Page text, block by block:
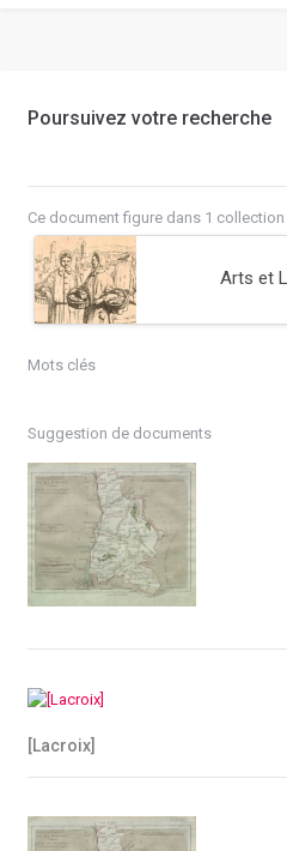
Poursuivez votre recherche
Ce document figure dans 1 collection
Arts et
Mots clés
Suggestion de documents
[Lacroix]